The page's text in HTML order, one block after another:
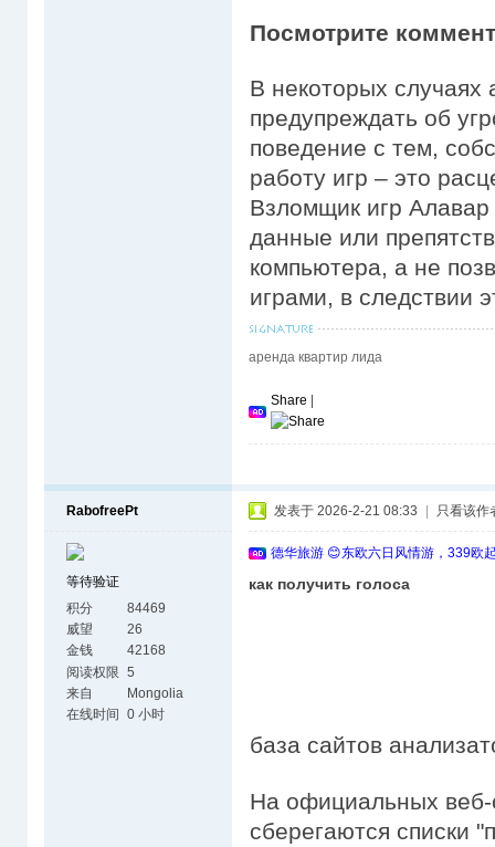
Посмотрите
В некоторых
предупреждать об
поведение с тем,
работу игр – это
Взломщик игр Алавар
данные или
компьютера, а не
играми, в следствии
аренда квартир лида
Share
RabofreePt
等待验证
积分
84469
威望
26
金钱
42168
阅读权限 5
来自
Mongolia
在线时间
0 小时
发表于 2026-2-21 08:33 只看该作
德华旅游 😊东欧六日风情游，339欧
как получить голоса
база сайтов
На официальных веб-
сберегаются списки